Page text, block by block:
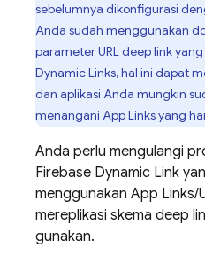
sebelumnya dikonfigurasi
Anda sudah menggunakan
parameter URL deep link
Dynamic Links, hal ini dapat
dan aplikasi Anda mungkin
menangani App Links yang
Anda perlu mengulangi
Firebase Dynamic Link
menggunakan App Links/
mereplikasi skema deep
gunakan.